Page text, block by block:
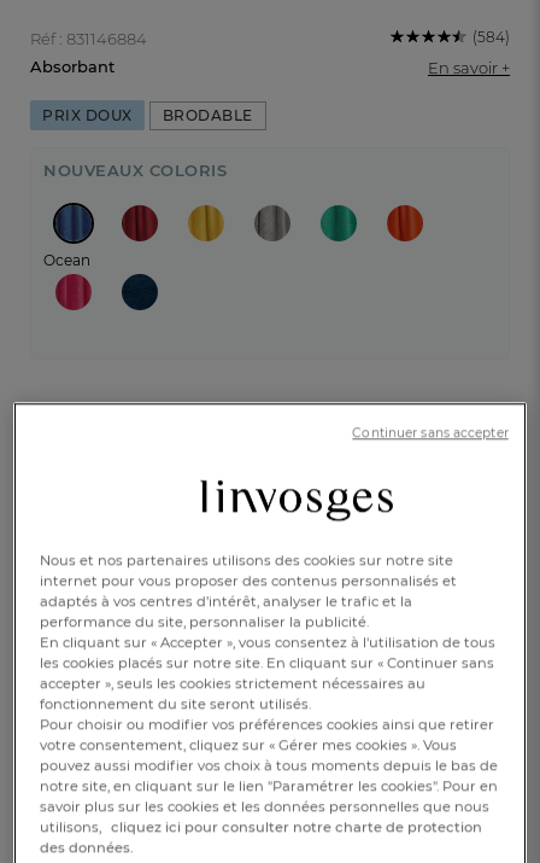
BE
Réf : 831146884
Absorbant
(584)
En savoir +
PRIX DOUX BRODABLE
NOUVEAUX COLORIS
Ocean
50x70cm
19,00 € -40% 11,40 €
Nous et nos partenaires utilisons des cookies sur notre site
internet pour vous proposer des contenus personnalisés et
adaptés à vos centres d’intérêt, analyser le trafic et la
performance du site, personnaliser la publicité.
En cliquant sur « Accepter », vous consentez à l'utilisation de tous
les cookies placés sur notre site. En cliquant sur « Continuer sans
accepter », seuls les cookies strictement nécessaires au
fonctionnement du site seront utilisés.
Pour choisir ou modifier vos préférences cookies ainsi que retirer
votre consentement, cliquez sur « Gérer mes cookies ». Vous
pouvez aussi modifier vos choix à tous moments depuis le bas de
notre site, en cliquant sur le lien "Paramétrer les cookies". Pour en
savoir plus sur les cookies et les données personnelles que nous
utilisons, cliquez ici pour consulter notre charte de protection
des données.
Continuer sans accepter